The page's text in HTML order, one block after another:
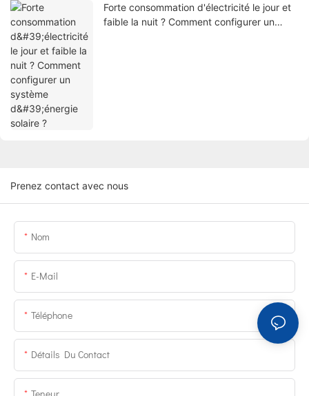
Forte consommation d'électricité le jour et
faible la nuit ? Comment configurer un
Prenez contact avec nous
Nom
E-Mail
Téléphone
Détails Du Contact